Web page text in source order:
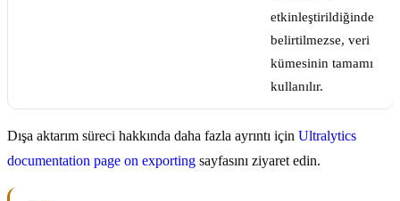
etkinleştirildiğinde
belirtilmezse, veri
kümesinin tamamı
kullanılır.
Dışa aktarım süreci hakkında daha fazla ayrıntı için Ultralytics
documentation page on exporting sayfasını ziyaret edin.